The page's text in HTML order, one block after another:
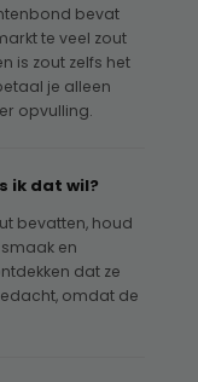
bevat
te veel zout
is zout zelfs het
je alleen
opvulling.
ik dat wil?
bevatten, houd
en
dat ze
omdat de